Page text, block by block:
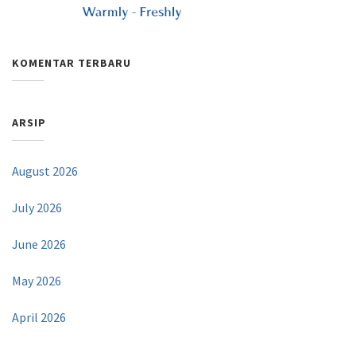
KOMENTAR TERBARU
ARSIP
August 2026
July 2026
June 2026
May 2026
April 2026